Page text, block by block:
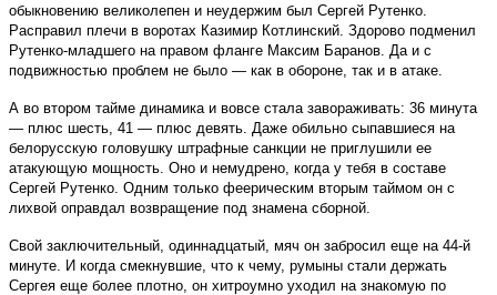
обыкновению великолепен и неудержим был Сергей Рутенко.
Расправил плечи в воротах Казимир Котлинский. Здорово подменил
Рутенко-младшего на правом фланге Максим Баранов. Да и с
подвижностью проблем не было — как в обороне, так и в атаке.
А во втором тайме динамика и вовсе стала завораживать: 36 минута
— плюс шесть, 41 — плюс девять. Даже обильно сыпавшиеся на
белорусскую головушку штрафные санкции не приглушили ее
атакующую мощность. Оно и немудрено, когда у тебя в составе
Сергей Рутенко. Одним только феерическим вторым таймом он с
лихвой оправдал возвращение под знамена сборной.
Свой заключительный, одиннадцатый, мяч он забросил еще на 44-й
минуте. И когда смекнувшие, что к чему, румыны стали держать
Сергея еще более плотно, он хитроумно уходил на знакомую по